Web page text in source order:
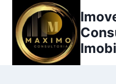
para
Conteúdo